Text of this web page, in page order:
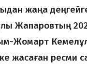
жаңа
Жапаровтың
Жомарт
жасаған ресми